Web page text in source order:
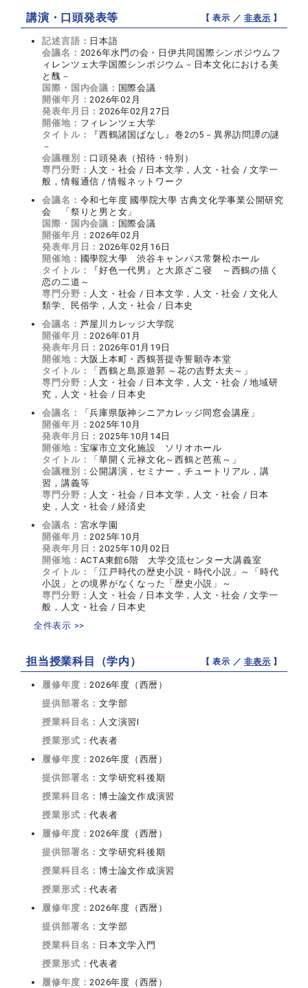
講演・口頭発表等 【 表示 ／非表示 】
記述言語： 日本語
会議名： 2026年水門の会・日伊共同国際シンポジウムフ
ィレンツェ大学国際シンポジウム－日本文化における美
と醜－
国際・国内会議： 国際会議
開催年月：2026年02月
発表年月日：2026年02月27日
開催地： フィレンツェ大学
タイトル：
『西鶴諸国ばなし』巻2の5－異界訪問譚の謎
－
会議種別： 口頭発表（招待・特別）
専門分野： 人文・社会 / 日本文学，人文・社会 / 文学一
般，情報通信 / 情報ネットワーク
会議名： 令和七年度 國學院大學 古典文化学事業公開研究
会 「祭りと男と女」
国際・国内会議： 国際会議
開催年月：2026年02月
発表年月日：2026年02月16日
開催地： 國學院大學 渋谷キャンパス常磐松ホール
タイトル：
『好色一代男』と大原ざこ寝 ～西鶴の描く
恋の二道～
専門分野： 人文・社会 / 日本文学，人文・社会 / 文化人
類学、民俗学，人文・社会 / 日本史
会議名： 芦屋川カレッジ大学院
開催年月：2026年01月
発表年月日：2026年01月19日
開催地： 大阪上本町・西鶴菩提寺誓願寺本堂
タイトル：
「西鶴と島原遊郭 ～花の吉野太夫～」
専門分野： 人文・社会 / 日本文学，人文・社会 / 地域研
究，人文・社会 / 日本史
会議名：
「兵庫県阪神シニアカレッジ同窓会講座」
開催年月：2025年10月
発表年月日：2025年10月14日
開催地： 宝塚市立文化施設 ソリオホール
タイトル：
「華開く元禄文化～西鶴と芭蕉～」
会議種別：公開講演，セミナー，チュートリアル，講
習，講義等
専門分野： 人文・社会 / 日本文学，人文・社会 / 日本
史，人文・社会 / 経済史
会議名： 宮水学園
開催年月：2025年10月
発表年月日：2025年10月02日
開催地： ACTA東館6階 大学交流センター大講義室
タイトル：
「江戸時代の歴史小説・時代小説」～「時代
小説」との境界がなくなった「歴史小説」～
専門分野： 人文・社会 / 日本文学，人文・社会 / 文学一
般，人文・社会 / 日本史
全件表示 >>
担当授業科目（学内） 【 表示 ／非表示 】
履修年度：2026年度（西暦）
提供部署名：文学部
授業科目名： 人文演習I
授業形式：代表者
履修年度：2026年度（西暦）
提供部署名：文学研究科後期
授業科目名：博士論文作成演習
授業形式：代表者
履修年度：2026年度（西暦）
提供部署名：文学研究科後期
授業科目名：博士論文作成演習
授業形式：代表者
履修年度：2026年度（西暦）
提供部署名：文学部
授業科目名： 日本文学入門
授業形式：代表者
履修年度：2026年度（西暦）